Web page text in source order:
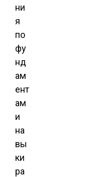
ни
я
по
фу
нд
ам
ент
ам
и
на
вы
ки
ра